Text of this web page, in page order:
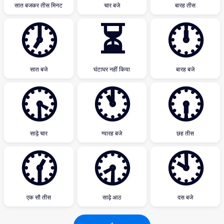
सात बजकर तीस मिनट चार बजे बारह तीस
🕖
सात बजे
⏳
घंटाघर नहीं किया
🕛
बारह बजे
🕟
साढ़े चार
🕚
ग्यारह बजे
🕡
छह तीस
🕜
एक सौ तीस
🕣
साढ़े आठ
🕙
दस बजे